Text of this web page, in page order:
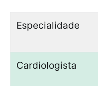
Especialidade
Cardiologista